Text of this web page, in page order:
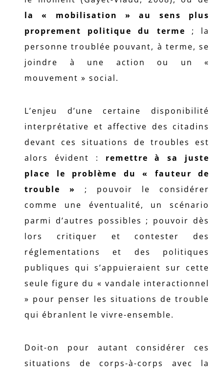
la « mobilisation » au sens plus
proprement politique du terme ; la
personne troublée pouvant, à terme, se
joindre à une action ou un «
mouvement » social.
L’enjeu d’une certaine disponibilité
interprétative et affective des citadins
devant ces situations de troubles est
alors évident : remettre à sa juste
place le problème du « fauteur de
trouble » ; pouvoir le considérer
comme une éventualité, un scénario
parmi d’autres possibles ; pouvoir dès
lors critiquer et contester des
réglementations et des politiques
publiques qui s’appuieraient sur cette
seule figure du « vandale interactionnel
» pour penser les situations de trouble
qui ébranlent le vivre-ensemble.
Doit-on pour autant considérer ces
situations de corps-à-corps avec la